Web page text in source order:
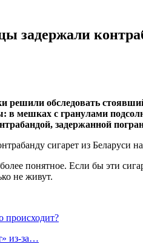
задержали
решили обследовать
мешках с гранулами
задержанной
понятное. Если бы эти
не живут.
происходит?
из-за…